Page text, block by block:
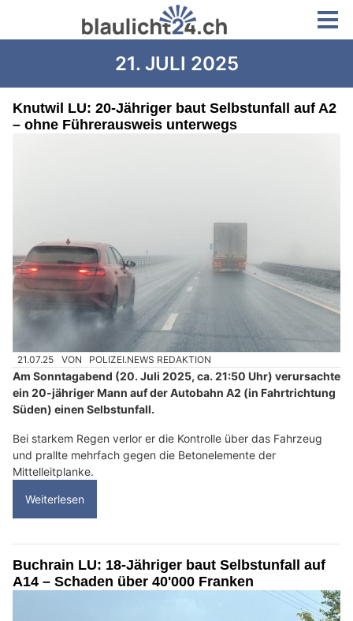
21. JULI 2025
Knutwil LU: 20-Jähriger baut Selbstunfall auf A2
– ohne Führerausweis unterwegs
21.07.25 VON POLIZEI.NEWS REDAKTION
Am Sonntagabend (20. Juli 2025, ca. 21:50 Uhr) verursachte
ein 20-jähriger Mann auf der Autobahn A2 (in Fahrtrichtung
Süden) einen Selbstunfall.
Bei starkem Regen verlor er die Kontrolle über das Fahrzeug
und prallte mehrfach gegen die Betonelemente der
Mittelleitplanke.
Weiterlesen
Buchrain LU: 18-Jähriger baut Selbstunfall auf
A14 – Schaden über 40'000 Franken